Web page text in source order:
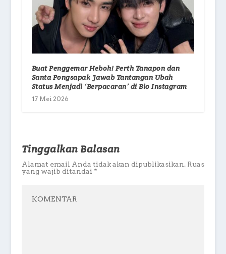
Buat Penggemar Heboh! Perth Tanapon dan
Santa Pongsapak Jawab Tantangan Ubah
Status Menjadi ‘Berpacaran’ di Bio Instagram
17 Mei 2026
Tinggalkan Balasan
Alamat email Anda tidak akan dipublikasikan. Ruas
yang wajib ditandai *